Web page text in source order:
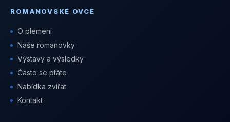
ROMANOVSKÉ OVCE
O plemeni
Naše romanovky
Výstavy a výsledky
Často se ptáte
Nabídka zvířat
Kontakt